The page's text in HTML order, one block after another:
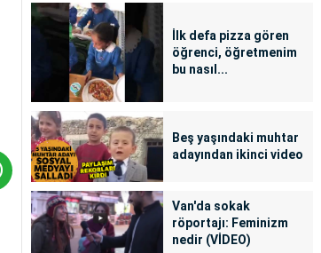
İlk defa pizza gören
öğrenci, öğretmenim
bu nasıl...
Beş yaşındaki muhtar
adayından ikinci video
Van'da sokak
röportajı: Feminizm
nedir (VİDEO)